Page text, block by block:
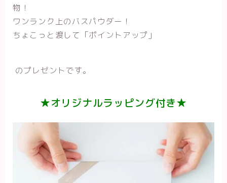
物！
ワンランク上のバスパウダー！
ちょこっと渡して「ポイントアップ」
のプレゼントです。
★オリジナルラッピング付き★